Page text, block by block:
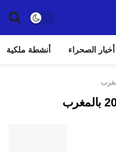
أخبار الصحراء أنشطة ملكية